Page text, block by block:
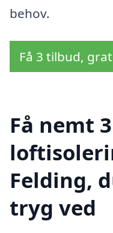
behov.
Få 3 tilbud,
Få nemt
Felding,
tryg ved